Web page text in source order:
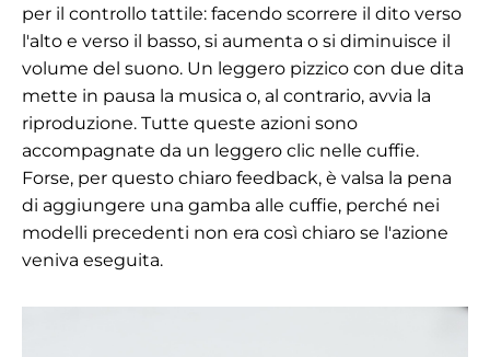
per il controllo tattile: facendo scorrere il dito verso
l'alto e verso il basso, si aumenta o si diminuisce il
volume del suono. Un leggero pizzico con due dita
mette in pausa la musica o, al contrario, avvia la
riproduzione. Tutte queste azioni sono
accompagnate da un leggero clic nelle cuffie.
Forse, per questo chiaro feedback, è valsa la pena
di aggiungere una gamba alle cuffie, perché nei
modelli precedenti non era così chiaro se l'azione
veniva eseguita.